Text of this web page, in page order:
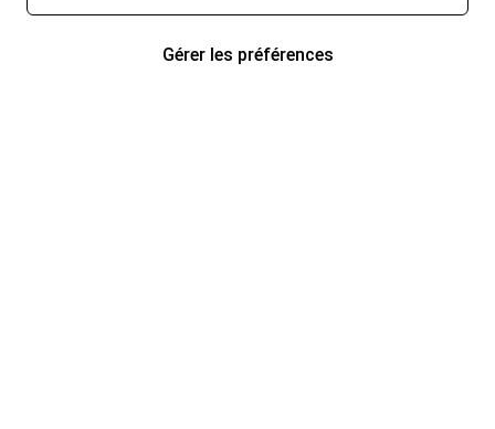
Gérer les préférences